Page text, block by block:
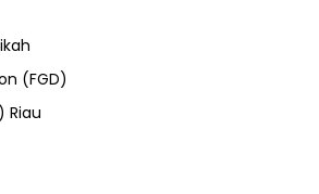
(FGD)
Riau